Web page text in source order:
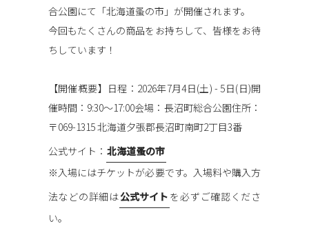
合公園にて「北海道蚤の市」が開催されます。
今回もたくさんの商品をお持ちして、皆様をお待
ちしています！
【開催概要】 日程：2026年7月4日(土) - 5日(日)開
催時間：9:30〜17:00会場：長沼町総合公園住所：
〒069-1315 北海道夕張郡長沼町南町2丁目3番
公式サイト： 北海道蚤の市
※入場にはチケットが必要です。 入場料や購入方
法などの詳細は公式サイト を必ずご確認くださ
い。